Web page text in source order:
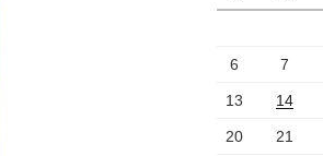
6 7
13 14
20 21